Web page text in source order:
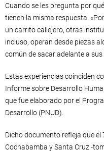
Cuando se les pregunta por
tienen la misma respuesta.
un carrito callejero, otras
incluso, operan desde piezas
común de sacar adelante a
Estas experiencias coinciden
Informe sobre Desarrollo
que fue elaborado por el
Desarrollo (PNUD).
Dicho documento refleja que el
Cochabamba y Santa Cruz -